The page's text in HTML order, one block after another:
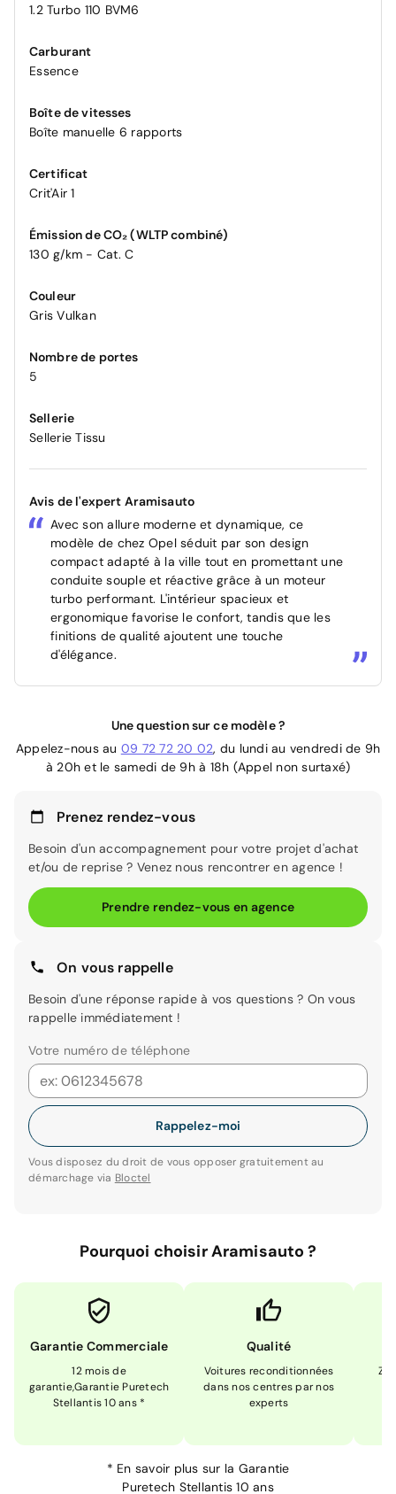
1.2 Turbo 110 BVM6
Carburant
Essence
Boîte de vitesses
Boîte manuelle 6 rapports
Certificat
Crit'Air 1
Émission de CO₂ (WLTP combiné)
130 g/km - Cat. C
Couleur
Gris Vulkan
Nombre de portes
5
Sellerie
Sellerie Tissu
Avis de l'expert Aramisauto
Avec son allure moderne et dynamique, ce
modèle de chez Opel séduit par son design
compact adapté à la ville tout en promettant une
conduite souple et réactive grâce à un moteur
turbo performant. L'intérieur spacieux et
ergonomique favorise le confort, tandis que les
finitions de qualité ajoutent une touche
d'élégance.
Une question sur ce modèle ?
Appelez-nous au 09 72 72 20 02, du lundi au vendredi de 9h
à 20h et le samedi de 9h à 18h (Appel non surtaxé)
Prenez rendez-vous
Besoin d'un accompagnement pour votre projet d'achat
et/ou de reprise ? Venez nous rencontrer en agence !
Prendre rendez-vous en agence
On vous rappelle
Besoin d'une réponse rapide à vos questions ? On vous
rappelle immédiatement !
Votre numéro de téléphone
Rappelez-moi
Vous disposez du droit de vous opposer gratuitement au
démarchage via Bloctel
Pourquoi choisir Aramisauto ?
Garantie Commerciale
12 mois de
garantie,Garantie Puretech
Stellantis 10 ans *
Qualité
Voitures reconditionnées
dans nos centres par nos
experts
* En savoir plus sur la Garantie
Puretech Stellantis 10 ans